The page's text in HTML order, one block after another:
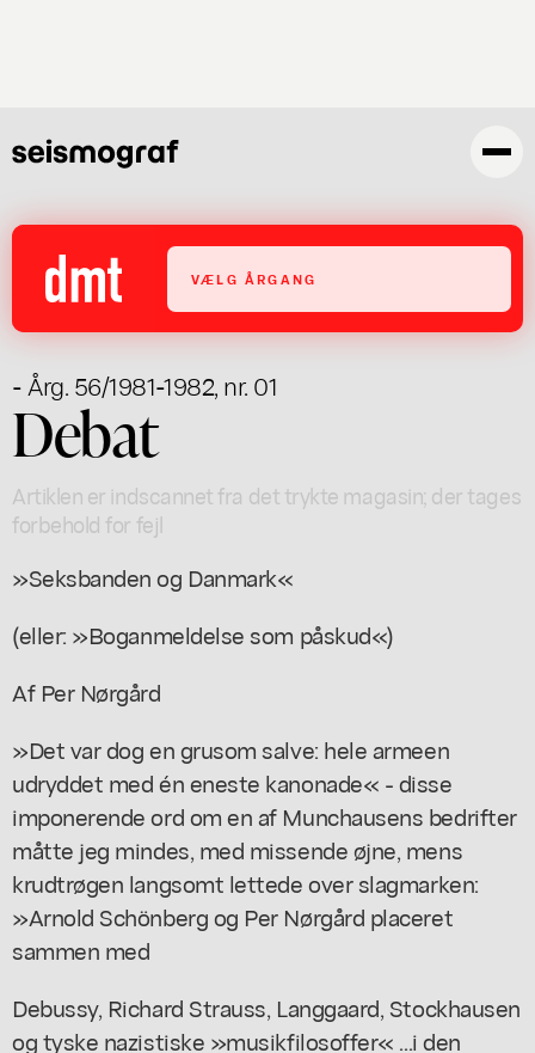
VÆLG ÅRGANG
- Årg. 56/1981-1982, nr. 01
Debat
Artiklen er indscannet fra det trykte magasin; der tages
forbehold for fejl
»Seksbanden og Danmark«
(eller: »Boganmeldelse som påskud«)
Af Per Nørgård
»Det var dog en grusom salve: hele armeen
udryddet med én eneste kanonade« - disse
imponerende ord om en af Munchausens bedrifter
måtte jeg mindes, med missende øjne, mens
krudtrøgen langsomt lettede over slagmarken:
»Arnold Schönberg og Per Nørgård placeret
sammen med
Debussy, Richard Strauss, Langgaard, Stockhausen
og tyske nazistiske »musikfilosoffer« ...i den